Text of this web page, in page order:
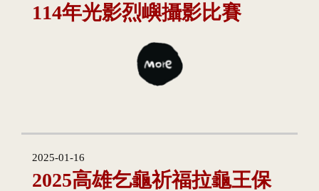
114年光影烈嶼攝影比賽
2025-01-16
2025高雄乞龜祈福拉龜王保